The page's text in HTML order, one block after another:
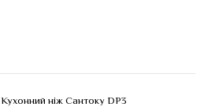
Кухонний ніж Сантоку DP3